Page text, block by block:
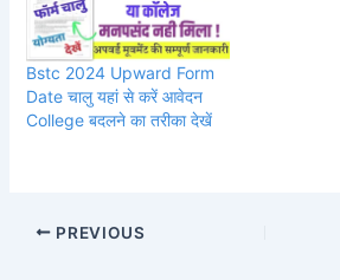
Bstc 2024 Upward Form
Date चालु यहां से करें आवेदन
College बदलने का तरीका देखें
PREVIOUS